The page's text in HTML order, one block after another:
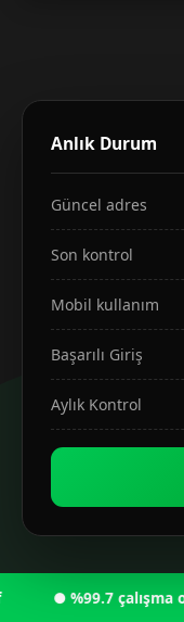
Anlık Durum
Güncel adres
Son kontrol
Mobil kullanım
Başarılı Giriş
Aylık Kontrol
● %99.7 çalışma oranı